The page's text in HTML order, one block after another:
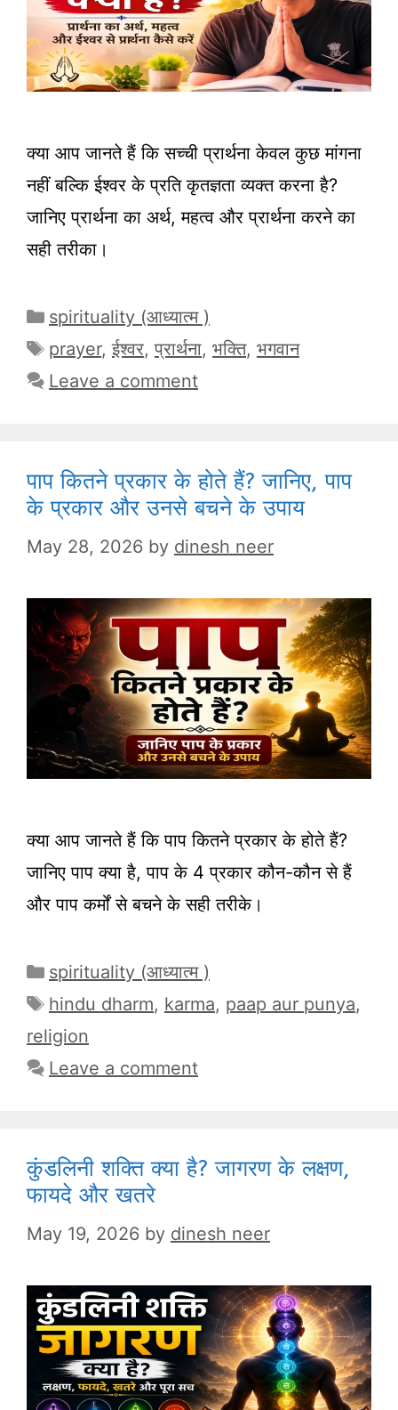
क्या आप जानते हैं कि सच्ची प्रार्थना केवल कुछ मांगना
नहीं बल्कि ईश्वर के प्रति कृतज्ञता व्यक्त करना है?
जानिए प्रार्थना का अर्थ, महत्व और प्रार्थना करने का
सही तरीका।
Categories
spirituality (आध्यात्म )
Tags
prayer,ईश्वर,प्रार्थना, भक्ति, भगवान
Leave a comment
पाप कितने प्रकार के होते हैं? जानिए, पाप
के प्रकार और उनसे बचने के उपाय
May 28, 2026 by dinesh neer
क्या आप जानते हैं कि पाप कितने प्रकार के होते हैं?
जानिए पाप क्या है, पाप के 4 प्रकार कौन-कौन से हैं
और पाप कर्मों से बचने के सही तरीके।
Categories
spirituality (आध्यात्म )
Tags
hindu dharm, karma, paap aur punya,
religion
Leave a comment
कुंडलिनी शक्ति क्या है? जागरण के लक्षण,
फायदे और खतरे
May 19, 2026 by dinesh neer